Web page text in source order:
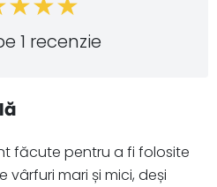
1 recenzie
făcute pentru a fi folosite
mari și mici, deși